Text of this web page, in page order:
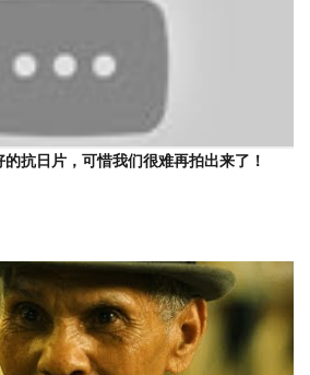
的抗日片，可惜我们很难再拍出来了！